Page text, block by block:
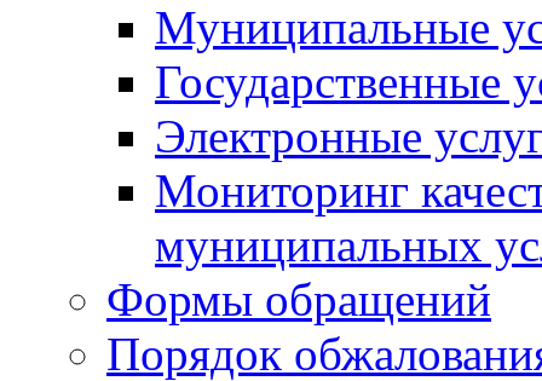
Муниципальные
Государственные
Электронные
Мониторинг
муниципальных
Формы обращений
Порядок